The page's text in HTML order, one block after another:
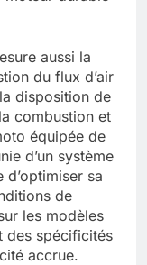
aussi la
du flux d’air
disposition de
combustion et
équipée de
d’un système
d’optimiser sa
de
les modèles
des spécificités
accrue.